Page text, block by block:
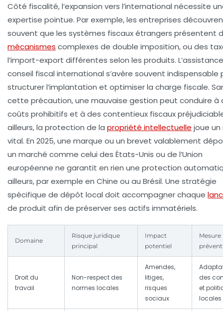
Côté fiscalité, l’expansion vers l’international nécessite
expertise pointue. Par exemple, les entreprises
souvent que les systèmes fiscaux étrangers présentent
mécanismes complexes de double imposition, ou des
l’import-export différentes selon les produits. L’assistance
conseil fiscal international s’avère souvent indispensable
structurer l’implantation et optimiser la charge fiscale.
cette précaution, une mauvaise gestion peut conduire à
coûts prohibitifs et à des contentieux fiscaux
ailleurs, la protection de la propriété intellectuelle joue un
vital. En 2025, une marque ou un brevet valablement
un marché comme celui des États-Unis ou de l’Union
européenne ne garantit en rien une protection
ailleurs, par exemple en Chine ou au Brésil. Une stratégie
spécifique de dépôt local doit accompagner chaque
de produit afin de préserver ses actifs immatériels.
Domaine
Risque juridique
principal
Impact
potentiel
Mesure
Droit du
travail
Non-respect des
normes locales
Amendes,
litiges,
risques
sociaux
des
et
locales